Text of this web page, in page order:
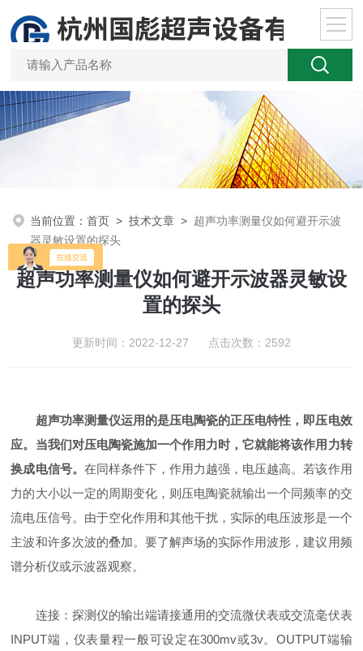
当前位置：首页 >技术文章 > 超声功率测量仪如何避开示波
器灵敏设置的探头
超声功率测量仪如何避开示波器灵敏设
置的探头
更新时间：2022-12-27 点击次数：2592
超声功率测量仪运用的是压电陶瓷的正压电特性，即压电效
应。当我们对压电陶瓷施加一个作用力时，它就能将该作用力转
换成电信号。 在同样条件下，作用力越强，电压越高。若该作用
力的大小以一定的周期变化，则压电陶瓷就输出一个同频率的交
流电压信号。由于空化作用和其他干扰，实际的电压波形是一个
主波和许多次波的叠加。要了解声场的实际作用波形，建议用频
谱分析仪或示波器观察。
连接：探测仪的输出端请接通用的交流微伏表或交流毫伏表
INPUT端，仪表量程一般可设定在300mv或3v。OUTPUT端输